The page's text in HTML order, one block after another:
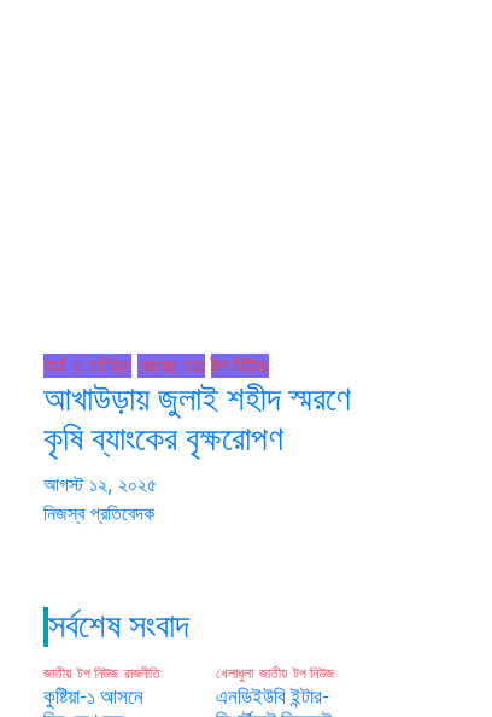
অর্থ ও বাণিজ্য জেলার খবর টপ নিউজ
আখাউড়ায় জুলাই শহীদ স্মরণে
কৃষি ব্যাংকের বৃক্ষরোপণ
আগস্ট ১২, ২০২৫
নিজস্ব প্রতিবেদক
সর্বশেষ সংবাদ
জাতীয় টপ নিউজ রাজনীতি
কুষ্টিয়া-১ আসনে
খেলাধুলা জাতীয় টপ নিউজ
এনডিইউবি ইন্টার-